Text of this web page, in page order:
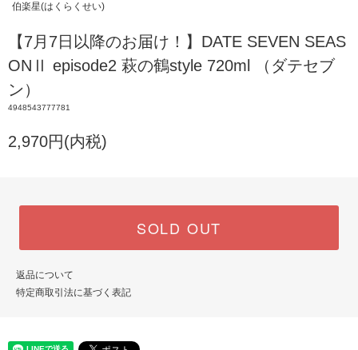
伯楽星(はくらくせい)
【7月7日以降のお届け！】DATE SEVEN SEAS
ONⅡ episode2 萩の鶴style 720ml （ダテセブ
ン）
4948543777781
2,970円(内税)
SOLD OUT
返品について
特定商取引法に基づく表記